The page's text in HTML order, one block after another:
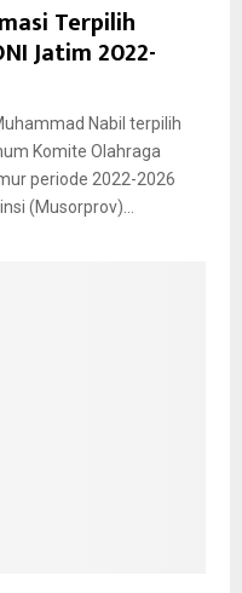
Terpilih
Jatim 2022-
Nabil terpilih
Komite Olahraga
periode 2022-2026
(Musorprov)...